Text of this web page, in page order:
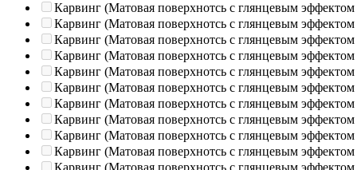
Карвинг (Матовая поверхнотсь с глянцевым эффектом
Карвинг (Матовая поверхнотсь с глянцевым эффектом
Карвинг (Матовая поверхнотсь с глянцевым эффектом
Карвинг (Матовая поверхнотсь с глянцевым эффектом
Карвинг (Матовая поверхнотсь с глянцевым эффектом
Карвинг (Матовая поверхнотсь с глянцевым эффектом
Карвинг (Матовая поверхнотсь с глянцевым эффектом
Карвинг (Матовая поверхнотсь с глянцевым эффектом
Карвинг (Матовая поверхнотсь с глянцевым эффектом
Карвинг (Матовая поверхнотсь с глянцевым эффектом